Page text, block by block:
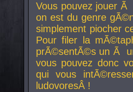
Vous pouvez jouer
on est du genre
simplement piocher
Pour filer la
prÃ©sentÃ©s un Ã
vous pouvez donc
qui vous
ludovoresÂ !